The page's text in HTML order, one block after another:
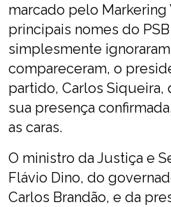
marcado pelo Markering
principais nomes do
simplesmente
compareceram, o
partido, Carlos
sua presença
as caras.
O ministro da Justiça e
Flávio Dino, do
Carlos Brandão, e da